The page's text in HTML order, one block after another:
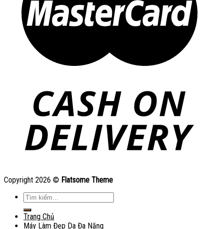
Copyright 2026 © Flatsome Theme
Tìm
kiếm:
Trang Chủ
Máy Làm Đẹp Da Đa Năng